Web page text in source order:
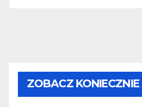
ZOBACZ KONIECZNIE